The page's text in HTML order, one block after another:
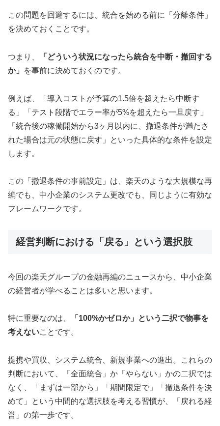
この問題を回避するには、統合を始める前に「分離条件」
を決めておくことです。
つまり、
「どういう状況になったら統合を中断・撤回する
か」
を事前に決めておくのです。
例えば、「導入コストが予算の1.5倍を超えたら中断す
る」「テスト段階でエラー率が5%を超えたら一旦戻す」
「統合後の稼働開始から3ヶ月以内に、撤退条件が満たさ
れた場合は元の状態に戻す」といった具体的な条件を設定
します。
この「撤退条件の事前設定」は、楽天のような大規模な再
編でも、中小企業のシステム更改でも、同じように有効な
フレームワークです。
経営判断における「戻る」という選択肢
今回の楽天グループの金融再編のニュースから、中小企業
の経営者が学べることは多いと思います。
特に重要なのは、
「100%かゼロか」という二択で物事を
考えないことです。
提携や買収、システム統合、新規事業への進出。これらの
判断において、「全面統合」か「やらない」かの二択では
なく、「まずは一部から」「期間限定で」「撤退条件を決
めて」という中間的な選択肢を考える習慣が、「戻れる経
営」の第一歩です。